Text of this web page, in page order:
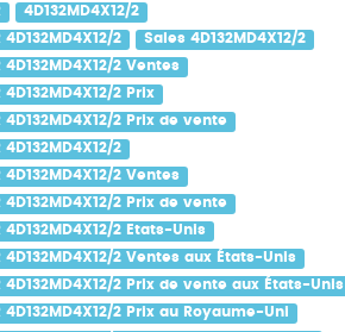
4D132MD4X12/2
4D132MD4X12/2 Sales 4D132MD4X12/2
4D132MD4X12/2 Ventes
4D132MD4X12/2 Prix
4D132MD4X12/2 Prix de vente
4D132MD4X12/2
4D132MD4X12/2 Ventes
4D132MD4X12/2 Prix de vente
4D132MD4X12/2 Etats-Unis
4D132MD4X12/2 Ventes aux États-Unis
4D132MD4X12/2 Prix de vente aux États-Unis
4D132MD4X12/2 Prix au Royaume-Uni